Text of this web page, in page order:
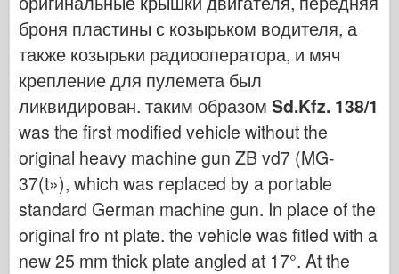
Менг Модель
Тамия
Tristar
Трубач
Звезда
Альбомы-Фотографии
Прогулка вокруг
Книги
Dvd
броня пластины с козырьком водителя, а
также козырьки радиооператора, и мяч
крепление для пулемета был
ликвидирован. таким образом Sd.Kfz. 138/1
was the first modified vehicle without the
original heavy machine gun ZB vd7 (MG-
37(t»), which was replaced by a portable
standard German machine gun. In place of the
original fro nt plate. the vehicle was fitled with a
new 25 mm thick plate angled at 17°. At the